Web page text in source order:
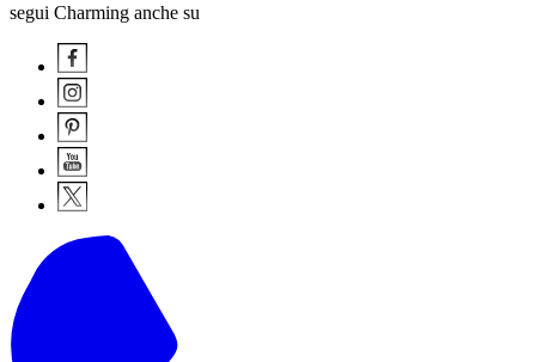
segui Charming anche su